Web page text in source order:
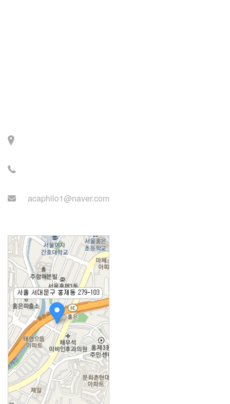
acaphilo1@naver.com